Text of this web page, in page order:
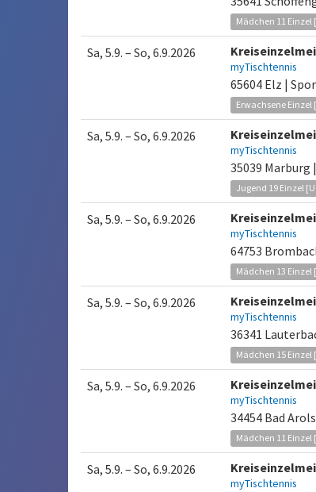
Mädchen 11 Einzel
Sa, 5.9. – So, 6.9.2026
myTischtennis
65604 Elz |
Erwachsene Einzel
Sa, 5.9. – So, 6.9.2026
myTischtennis
35039
Jugend 19 Einzel
Sa, 5.9. – So, 6.9.2026
myTischtennis
64753
Mädchen 13 Einzel
Sa, 5.9. – So, 6.9.2026
myTischtennis
36341
Mädchen 15 Einzel
Sa, 5.9. – So, 6.9.2026
myTischtennis
34454 Bad
Mädchen 11 Einzel
Sa, 5.9. – So, 6.9.2026
myTischtennis